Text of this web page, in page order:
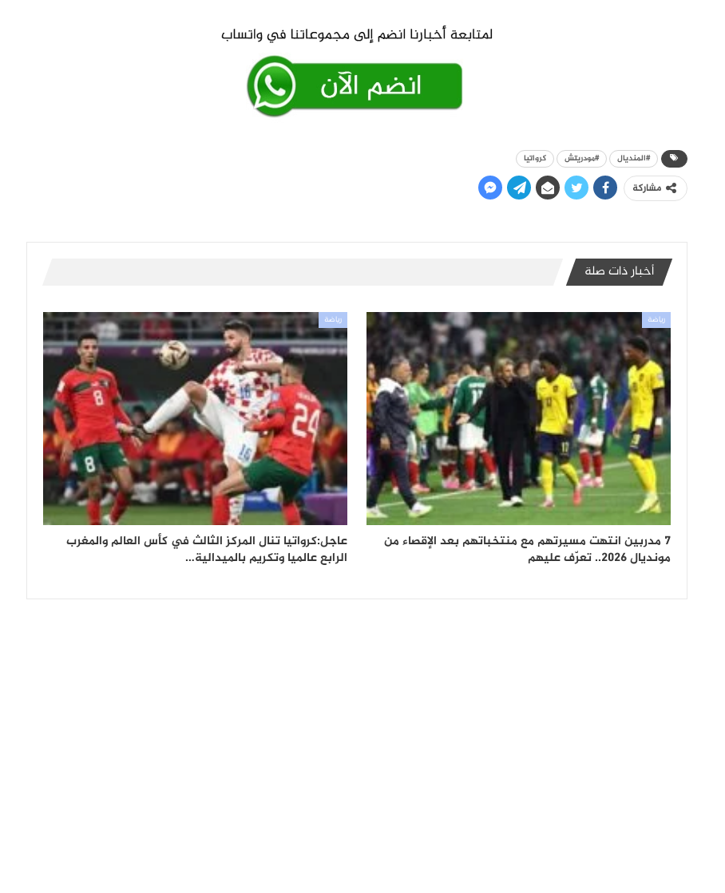
#المنديال #مودريتش كرواتيا
مشاركة
أخبار ذات صلة
رياضة
7 مدربين انتهت مسيرتهم مع منتخباتهم بعد الإقصاء من
مونديال 2026.. تعرّف عليهم
رياضة
عاجل:كرواتيا تنال المركز الثالث في كأس العالم والمغرب
الرابع عالميا وتكريم بالميدالية…